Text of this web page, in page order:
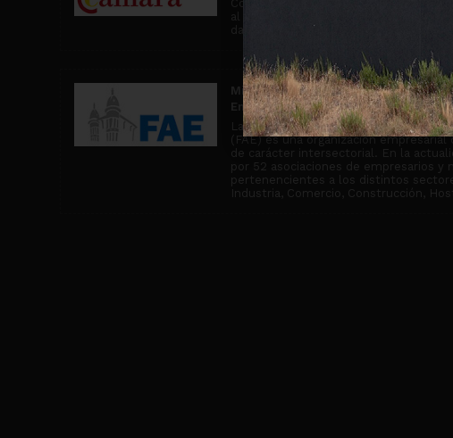
Comercio de Miranda de Ebro,
al asesoramiento comercial y
da cobertura a más de 2500 empresas.
Miembro de la Confederación de
Empresariales de Burgos
La Confederación de Asociaciones
(FAE) es una organización
de carácter intersectorial. En la
por 52 asociaciones de empresarios y
pertenencientes a los distintos
Industria, Comercio, Construcción,